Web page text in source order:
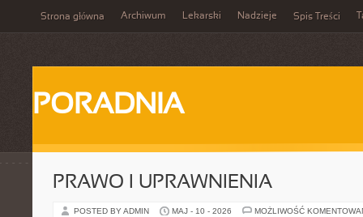
Strona główna Archiwum Lekarski Nadzieje Spis Treści
PORADNIA
PRAWO I UPRAWNIENIA
POSTED BY ADMIN MAJ - 10 - 2026 MOŻLIWOŚĆ